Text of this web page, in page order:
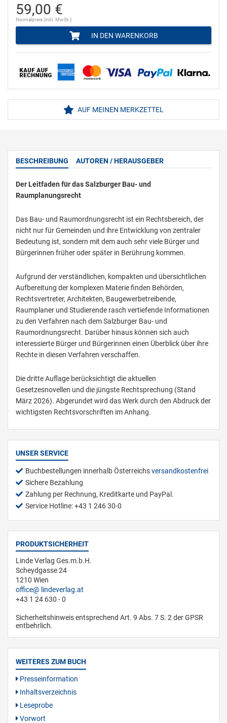
59,00 €
Normalpreis (inkl. MwSt.)
IN DEN WARENKORB
AUF MEINEN MERKZETTEL
BESCHREIBUNG AUTOREN / HERAUSGEBER
Der Leitfaden für das Salzburger Bau- und
Raumplanungsrecht
Das Bau- und Raumordnungsrecht ist ein Rechtsbereich, der
nicht nur für Gemeinden und ihre Entwicklung von zentraler
Bedeutung ist, sondern mit dem auch sehr viele Bürger und
Bürgerinnen früher oder später in Berührung kommen.
Aufgrund der verständlichen, kompakten und übersichtlichen
Aufbereitung der komplexen Materie finden Behörden,
Rechtsvertreter, Architekten, Baugewerbetreibende,
Raumplaner und Studierende rasch vertiefende Informationen
zu den Verfahren nach dem Salzburger Bau- und
Raumordnungsrecht. Darüber hinaus können sich auch
interessierte Bürger und Bürgerinnen einen Überblick über ihre
Rechte in diesen Verfahren verschaffen.
Die dritte Auflage berücksichtigt die aktuellen
Gesetzesnovellen und die jüngste Rechtsprechung (Stand
März 2026). Abgerundet wird das Werk durch den Abdruck der
wichtigsten Rechtsvorschriften im Anhang.
UNSER SERVICE
Buchbestellungen innerhalb Österreichsversandkostenfrei
Sichere Bezahlung
Zahlung per Rechnung, Kreditkarte und PayPal.
Service Hotline: +43 1 246 30-0
PRODUKTSICHERHEIT
Linde Verlag Ges.m.b.H.
Scheydgasse 24
1210 Wien
office
lindeverlag.at
+43 1 24 630 - 0
Sicherheitshinweis entsprechend Art. 9 Abs. 7 S. 2 der GPSR
entbehrlich.
WEITERES ZUM BUCH
Presseinformation
Inhaltsverzeichnis
Leseprobe
Vorwort